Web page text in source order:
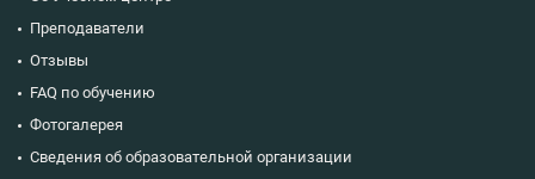
Преподаватели
Отзывы
FAQ по обучению
Фотогалерея
Сведения об образовательной организации